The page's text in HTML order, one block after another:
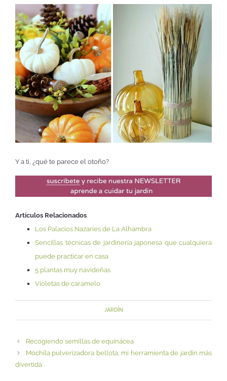
Y a ti, ¿qué te parece el otoño?
Artículos Relacionados
Los Palacios Nazaríes de La Alhambra
Sencillas técnicas de jardinería japonesa que cualquiera
puede practicar en casa
5 plantas muy navideñas
Violetas de caramelo
JARDÍN
Recogiendo semillas de equinácea
Mochila pulverizadora bellota, mi herramienta de jardín más
divertida